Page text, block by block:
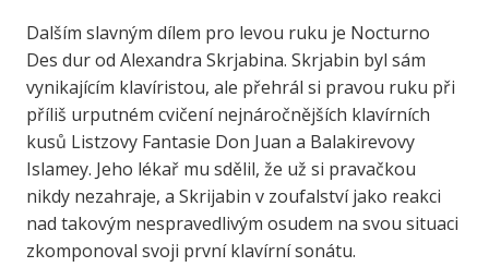
Dalším slavným dílem pro levou ruku je Nocturno
Des dur od Alexandra Skrjabina. Skrjabin byl sám
vynikajícím klavíristou, ale přehrál si pravou ruku při
příliš urputném cvičení nejnáročnějších klavírních
kusů Listzovy Fantasie Don Juan a Balakirevovy
Islamey. Jeho lékař mu sdělil, že už si pravačkou
nikdy nezahraje, a Skrijabin v zoufalství jako reakci
nad takovým nespravedlivým osudem na svou situaci
zkomponoval svoji první klavírní sonátu.